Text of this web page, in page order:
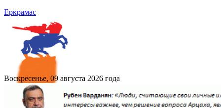
Еркрамас
Воскресенье, 09 августа 2026 года